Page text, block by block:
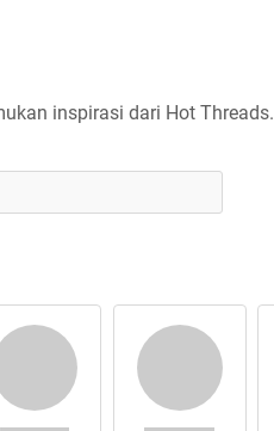
inspirasi dari Hot Threads.